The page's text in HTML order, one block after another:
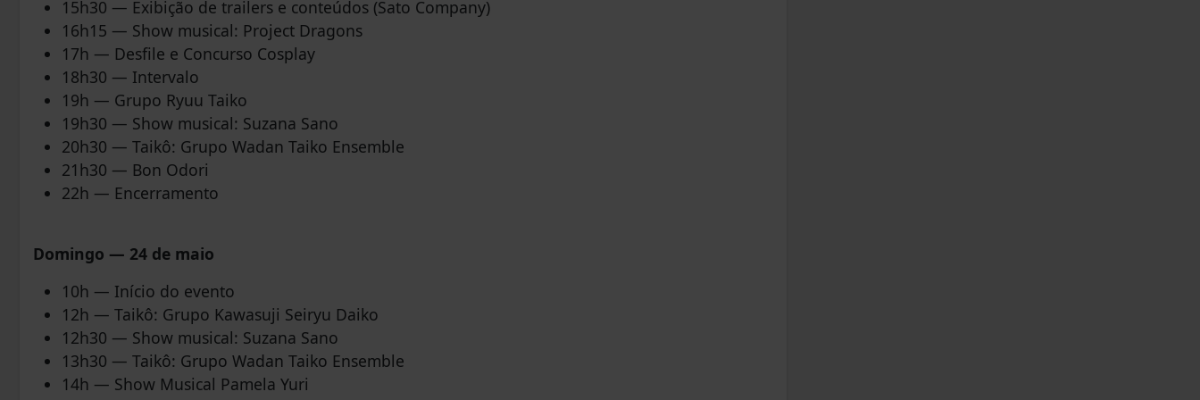
15h30 — Exibição de trailers e conteúdos (Sato Company)
16h15 — Show musical: Project Dragons
17h — Desfile e Concurso Cosplay
18h30 — Intervalo
19h — Grupo Ryuu Taiko
19h30 — Show musical: Suzana Sano
20h30 — Taikô: Grupo Wadan Taiko Ensemble
21h30 — Bon Odori
22h — Encerramento
Domingo — 24 de maio
10h — Início do evento
12h — Taikô: Grupo Kawasuji Seiryu Daiko
12h30 — Show musical: Suzana Sano
13h30 — Taikô: Grupo Wadan Taiko Ensemble
14h — Show Musical Pamela Yuri